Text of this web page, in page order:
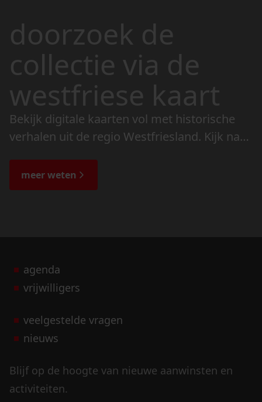
doorzoek de
collectie via de
westfriese kaart
Bekijk digitale kaarten vol met historische
verhalen uit de regio Westfriesland. Kijk naar
de bijzondere verhalen.
meer weten
agenda
vrijwilligers
veelgestelde vragen
nieuws
Blijf op de hoogte van nieuwe aanwinsten en
activiteiten.